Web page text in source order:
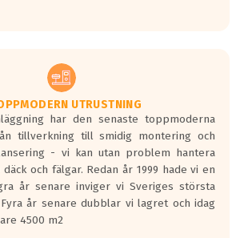
UTRUSTNING
har den senaste toppmoderna
tillverkning till smidig montering och
- vi kan utan problem hantera
och fälgar. Redan år 1999 hade vi en
år senare inviger vi Sveriges största
år senare dubblar vi lagret och idag
4500 m2